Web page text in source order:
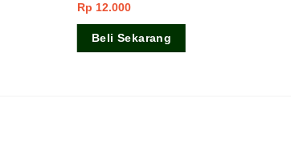
Dinilai4.83
Rp 12.000
Beli Sekarang